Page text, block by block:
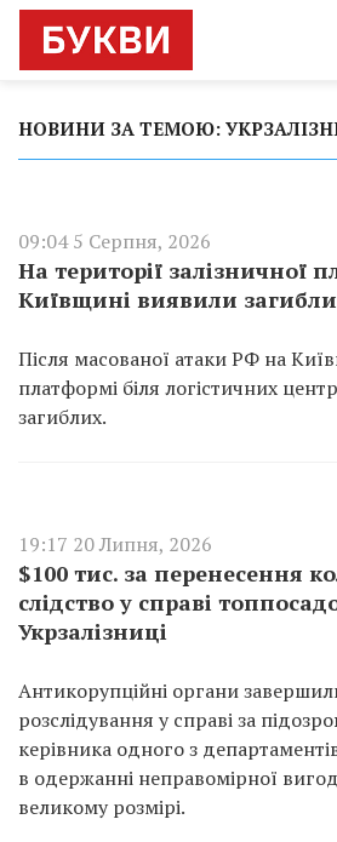
НОВИНИ ЗА ТЕМОЮ:
09:04 5 Серпня, 2026
На території залізничної
Київщині виявили
Після масованої атаки РФ на
платформі біля логістичних
загиблих.
19:17 20 Липня, 2026
$100 тис. за перенесення
слідство у справі
Укрзалізниці
Антикорупційні органи
розслідування у справі за
керівника одного з
в одержанні неправомірної
великому розмірі.